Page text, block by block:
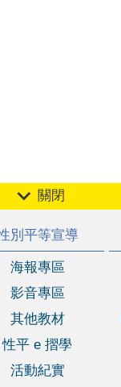
關閉
別平等宣導
海報專區
影音專區
其他教材
性平 e 摺學
活動紀實